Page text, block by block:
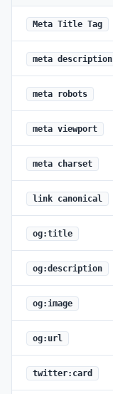
Meta Title Tag
meta description
meta robots
meta viewport
meta charset
link canonical
og:title
og:description
og:image
og:url
twitter:card